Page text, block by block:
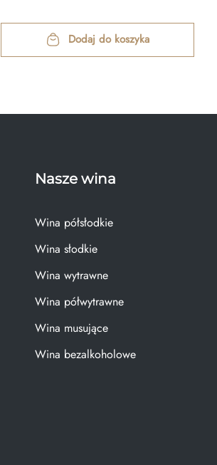
Dodaj do koszyka
Nasze wina
Wina półsłodkie
Wina słodkie
Wina wytrawne
Wina półwytrawne
Wina musujące
Wina bezalkoholowe